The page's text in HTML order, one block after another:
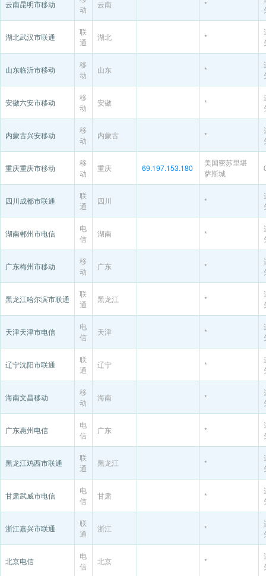
云南昆明市移动
动
云南 *
湖北武汉市联通
联
通
湖北 *
山东临沂市移动
移
动
山东 *
安徽六安市移动
移
动
安徽 *
内蒙古兴安移动
移
动
内蒙古 *
重庆重庆市移动
移
动
重庆 69.197.153.180
美国密苏里堪
萨斯城
四川成都市联通
联
通
四川 *
湖南郴州市电信
电
信
湖南 *
广东梅州市移动
移
动
广东 *
黑龙江哈尔滨市联通
联
通
黑龙江 *
天津天津市电信
电
信
天津 *
辽宁沈阳市联通
联
通
辽宁 *
海南文昌移动
移
动
海南 *
广东惠州电信
电
信
广东 *
黑龙江鸡西市联通
联
通
黑龙江 *
甘肃武威市电信
电
信
甘肃 *
浙江嘉兴市联通
联
通
浙江 *
北京电信
电
信
北京 *